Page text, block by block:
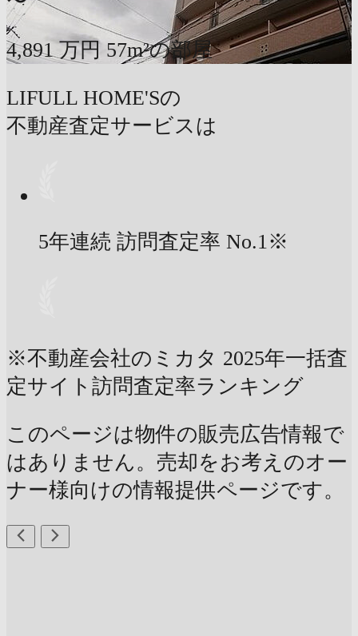
4,891 万円 57m²の部屋
LIFULL HOME'Sの
不動産査定サービスは
5年連続 訪問査定率 No.1※
※不動産会社のミカタ 2025年一括査
定サイト訪問査定率ランキング
このページは物件の販売広告情報で
はありません。売却をお考えのオー
ナー様向けの情報提供ページです。